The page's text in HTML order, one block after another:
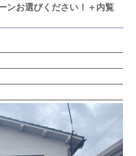
ンお選びください！＋内覧